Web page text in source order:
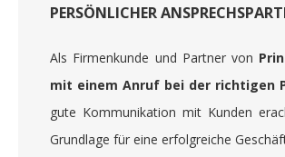
PERSÖNLICHER
Als Firmenkunde und Partner von
mit einem Anruf bei der richtigen
gute Kommunikation mit Kunden
Grundlage für eine erfolgreiche